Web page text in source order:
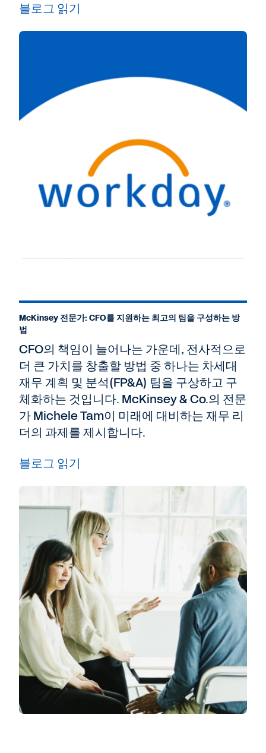
블로그 읽기
McKinsey 전문가: CFO를 지원하는 최고의 팀을 구성하는 방
법
CFO의 책임이 늘어나는 가운데, 전사적으로
더 큰 가치를 창출할 방법 중 하나는 차세대
재무 계획 및 분석(FP&A) 팀을 구상하고 구
체화하는 것입니다. McKinsey & Co.의 전문
가 Michele Tam이 미래에 대비하는 재무 리
더의 과제를 제시합니다.
블로그 읽기